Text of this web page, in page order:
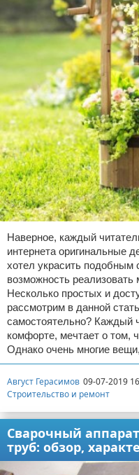
Наверное, каждый
интернета оригинальные
хотел украсить подобным
возможность реализовать
Несколько простых и
рассмотрим в данной
самостоятельно? Каждый
комфорте, мечтает о том,
Однако очень многие
Август Герасимов 09-07-2019
Строительство и ремонт
Сварочный
труб: обзор,